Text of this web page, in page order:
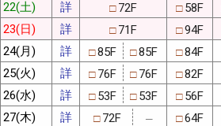
22(土) 詳 □ 72F □ 58F
23(日) 詳 □ 71F □94F
24(月) 詳 □85F □85F □84F
25(火) 詳 □ 76F □ 76F □82F
26(水) 詳 □ 53F □ 53F □ 56F
27(木) 詳 □ 72F ─ □64F